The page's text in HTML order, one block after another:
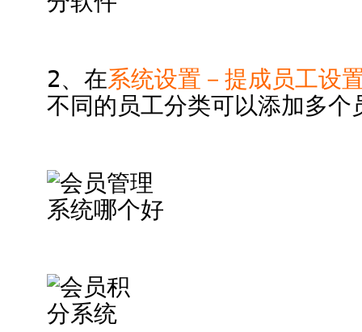
2、在系统设置－提成员工设
不同的员工分类可以添加多个